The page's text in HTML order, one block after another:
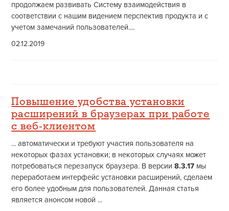
продолжаем развивать Систему взаимодействия в
соответствии с нашим видением перспектив продукта и с
учетом замечаний пользователей....
02.12.2019
Повышение удобства установки
расширений в браузерах при работе
с веб-клиентом
... автоматически и требуют участия пользователя на
некоторых фазах установки; в некоторых случаях может
потребоваться перезапуск браузера. В версии8.3.17 мы
переработаем интерфейс установки расширений, сделаем
его более удобным для пользователей. Данная статья
является анонсом новой ...